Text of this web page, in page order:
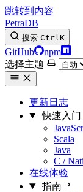
跳转到内容
PetraDB
搜索 CtrlK
GitHub
npm
选择主题
更新日志
快速入门
Scala
Java
C /
在线体验
指南